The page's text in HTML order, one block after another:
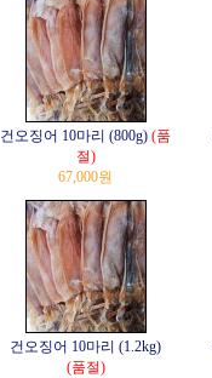
건오징어 10마리 (800g) (품
절)
67,000원
건오징어 10마리 (1.2kg)
(품절)